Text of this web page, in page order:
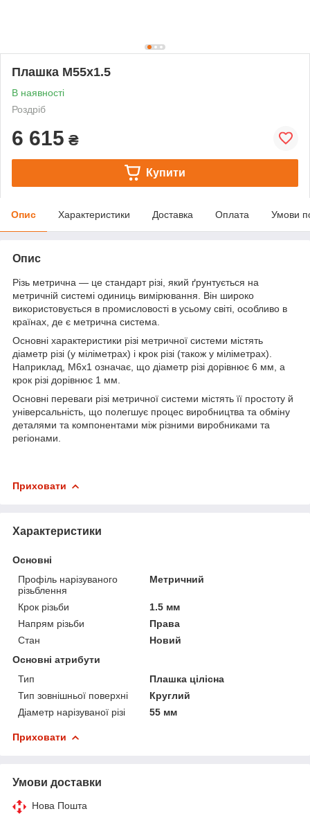
Плашка М55х1.5
В наявності
Роздріб
6 615 ₴
Купити
Опис Характеристики Доставка Оплата Умови
Опис
Різь метрична — це стандарт різі, який ґрунтується на
метричній системі одиниць вимірювання. Він широко
використовується в промисловості в усьому світі, особливо в
країнах, де є метрична система.
Основні характеристики різі метричної системи містять
діаметр різі (у міліметрах) і крок різі (також у міліметрах).
Наприклад, M6x1 означає, що діаметр різі дорівнює 6 мм, а
крок різі дорівнює 1 мм.
Основні переваги різі метричної системи містять її простоту й
універсальність, що полегшує процес виробництва та обміну
деталями та компонентами між різними виробниками та
регіонами.
Приховати
Характеристики
Основні
Профіль нарізуваного
різьблення
Метричний
Крок різьби
1.5 мм
Напрям різьби
Права
Стан
Новий
Основні атрибути
Тип
Плашка цілісна
Тип зовнішньої поверхні
Круглий
Діаметр нарізуваної різі
55 мм
Приховати
Умови доставки
Нова Пошта